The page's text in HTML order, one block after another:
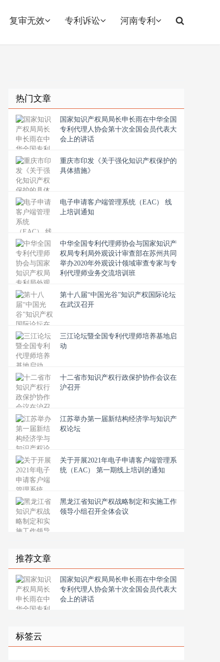
复审无效 专利诉讼 河南专利
热门文章
国家知识产权局局长申长雨在中华全国
专利代理人协会第十次全国会员代表大
会上的讲话
重庆市印发《关于强化知识产权保护的
具体措施》
电子申请客户端管理系统（EAC） 线
上培训通知
中华全国专利代理师协会与国家知识产
权局专利局外观设计审查部在苏州共同
举办2020年外观设计领域审查专家与专
利代理师业务交流培训班
第十八届“中国光谷”知识产权国际论坛
在武汉召开
三江论坛暨全国专利代理师培养基地启
动
十二省市知识产权行政保护协作会议在
沪召开
江苏举办第一届新结构经济学与知识产
权论坛
关于开展2021年电子申请客户端管理系
统（EAC） 第一期线上培训的通知
黑龙江省知识产权战略制定和实施工作
领导小组召开全体会议
推荐文章
国家知识产权局局长申长雨在中华全国
专利代理人协会第十次全国会员代表大
会上的讲话
标签云